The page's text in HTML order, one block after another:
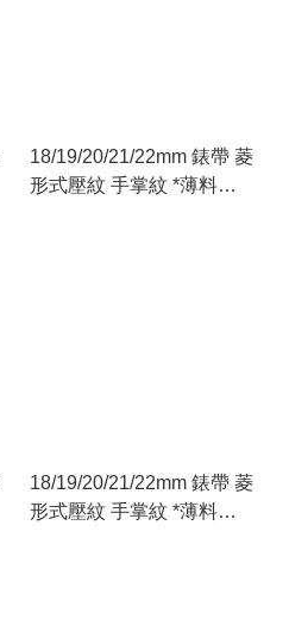
18/19/20/21/22mm 錶帶 菱
形式壓紋 手掌紋 *薄料
18/19/20/21/22mm 錶帶 菱
形式壓紋 手掌紋 *薄料